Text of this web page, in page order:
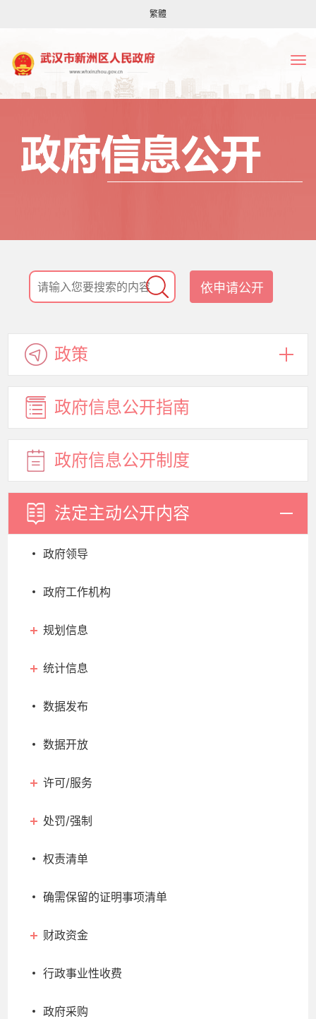
繁體
依申请公开
政策
政府信息公开指南
政府信息公开制度
法定主动公开内容
政府领导
政府工作机构
规划信息
统计信息
数据发布
数据开放
许可/服务
处罚/强制
权责清单
确需保留的证明事项清单
财政资金
行政事业性收费
政府采购